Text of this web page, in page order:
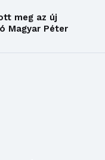
meg az új
Magyar Péter